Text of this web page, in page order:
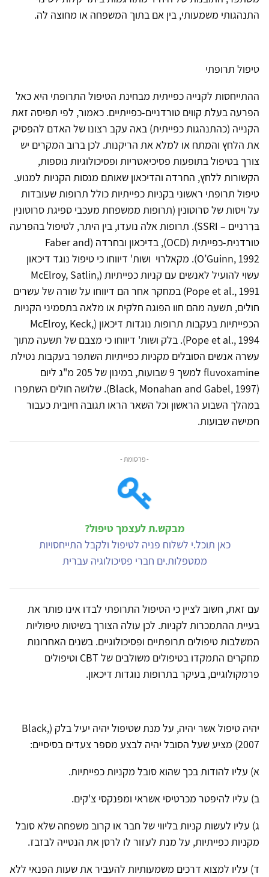
התנהגותי משמעותי, בין אם בתוך המשפחה או מחוצה לה.
טיפול תרופתי
ההתייחסות לקנייה כפייתית מבחינת הטיפול התרופתי היא כאל
הפרעה בעלת קווים טורדניים-כפייתיים. כאמור, לפי תפיסה זאת
הקנייה (כהתנהגות כפייתית) באה עקב רצונו של האדם להפסיק
את הלחץ והמתח או למלא את הריקנות. לכן ברוב המקרים יש
צורך בטיפול בתופעות פסיכיאטריות ופסיכולוגיות נוספות,
הקשורות ללחץ, החרדה והדיכאון שאותם מנסות הקניות למנוע.
טיפול תרופתי ראשוני בקניות כפייתיות כולל תרופות שעובדות
על ויסות של סרוטונין (תרופות ממשפחת מעכבי ספיגת סרוטונין
בּרִרניים – SSRI). תרופות אלה נועדו, בין היתר, לטיפול בהפרעה
טורדנית-כפייתית (OCD), בדיכאון ובחרדה (Faber and
O’Guinn, 1992). מקאלרוי ושות' דיווחו כי טיפול נוגד דיכאון
עשוי להועיל לאנשים עם קניות כפייתיות (McElroy, Satlin,
Pope et al., 1991) במחקר אחר הם דיווחו על שורה של עשרים
חולים, תשעה מהם חוו הפוגה חלקית או מלאה בתסמיני הקניות
הכפייתיות בעקבות תרופות נוגדות דיכאון (McElroy, Keck,
Pope et al., 1994). בלק ושות' דיווחו כי מצבם של תשעה מתוך
עשרה אנשים הסובלים מקניות כפייתיות השתפר בעקבות נטילת
fluvoxamine למשך 9 שבועות, במינון של 205 מ"ג ליום
(Black, Monahan and Gabel, 1997). שלושה חולים השתפרו
במהלך השבוע הראשון וכל השאר הראו תגובה חיובית כעבור
חמישה שבועות.
- פרסומת -
מבקש.ת לעצמך טיפול?
כאן תוכל.י לשלוח פניה לטיפול ולקבל התייחסויות
ממטפלות.ים חברי פסיכולוגיה עברית
עם זאת, חשוב לציין כי הטיפול התרופתי לבדו אינו פותר את
בעיית ההתמכרות לקניות. לכן עולה הצורך בשיטות טיפוליות
המשלבות טיפולים תרופתיים ופסיכולוגיים. בשנים האחרונות
מחקרים התמקדו בטיפולים משולבים של CBT וטיפולים
פרמקולוגיים, בעיקר בתרופות נוגדות דיכאון.
יהיה טיפול אשר יהיה, על מנת שטיפול יהיה יעיל בלק (Black,
2007) מציע שעל הסובל יהיה לבצע מספר צעדים בסיסיים:
א) עליו להודות בכך שהוא סובל מקניות כפייתיות.
ב) עליו להיפטר מכרטיסי אשראי ומפנקסי צ'קים.
ג) עליו לעשות קניות בליווי של חבר או קרוב משפחה שלא סובל
מקניות כפייתיות, על מנת לעזור לו לרסן את הנטייה לבזבז.
ד) עליו למצוא דרכים משמעותיות להעביר את שעות הפנאי ללא